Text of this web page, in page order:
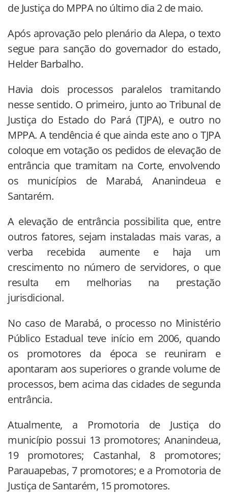
de Justiça do MPPA no último dia 2 de maio.
Após aprovação pelo plenário da Alepa, o texto
segue para sanção do governador do estado,
Helder Barbalho.
Havia dois processos paralelos tramitando
nesse sentido. O primeiro, junto ao Tribunal de
Justiça do Estado do Pará (TJPA), e outro no
MPPA. A tendência é que ainda este ano o TJPA
coloque em votação os pedidos de elevação de
entrância que tramitam na Corte, envolvendo
os municípios de Marabá, Ananindeua e
Santarém.
A elevação de entrância possibilita que, entre
outros fatores, sejam instaladas mais varas, a
verba recebida aumente e haja um
crescimento no número de servidores, o que
resulta em melhorias na prestação
jurisdicional.
No caso de Marabá, o processo no Ministério
Público Estadual teve início em 2006, quando
os promotores da época se reuniram e
apontaram aos superiores o grande volume de
processos, bem acima das cidades de segunda
entrância.
Atualmente, a Promotoria de Justiça do
município possui 13 promotores; Ananindeua,
19 promotores; Castanhal, 8 promotores;
Parauapebas, 7 promotores; e a Promotoria de
Justiça de Santarém, 15 promotores.